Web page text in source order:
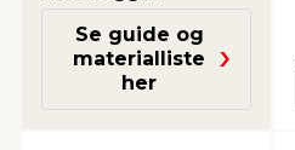
Se guide og
materialliste
her